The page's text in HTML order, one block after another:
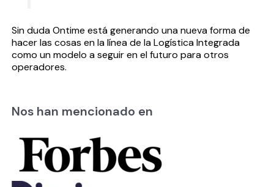
Sin duda Ontime está generando una nueva forma de
hacer las cosas en la línea de la Logística Integrada
como un modelo a seguir en el futuro para otros
operadores.
Nos han mencionado en